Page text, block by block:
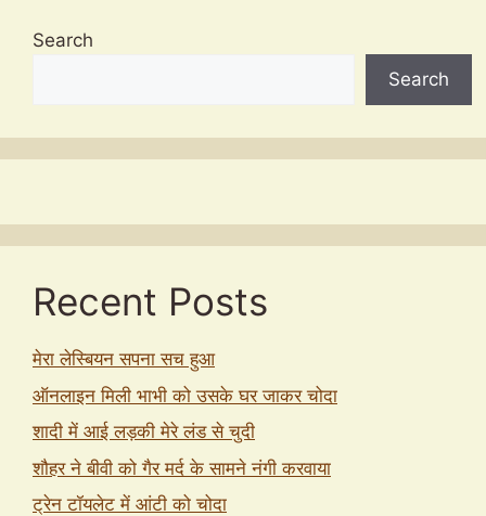
Search
Search
Recent Posts
मेरा लेस्बियन सपना सच हुआ
ऑनलाइन मिली भाभी को उसके घर जाकर चोदा
शादी में आई लड़की मेरे लंड से चुदी
शौहर ने बीवी को गैर मर्द के सामने नंगी करवाया
ट्रेन टॉयलेट में आंटी को चोदा